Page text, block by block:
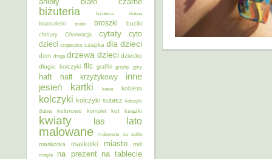
biżuteria
biżuteria ślubna
bransoletki
bratki broszki buciki
chmury Chorwacja cytaty
cyto
dzieci czapeczka czapka dla dzieci
dom droga drzewa dzieci dziecko
długie kolczyki filc graffiti grzyby góry
haft haft krzyżykowy inne
jesień kartki kawa kobieta
kolczyki kolczyki sutasz kolczyki
ślubne
kolorowo komplet kot książki
kwiaty las lato
malowane malowane na szkle
maskotka maskotki miasto miś
motyle na prezent na tablecie